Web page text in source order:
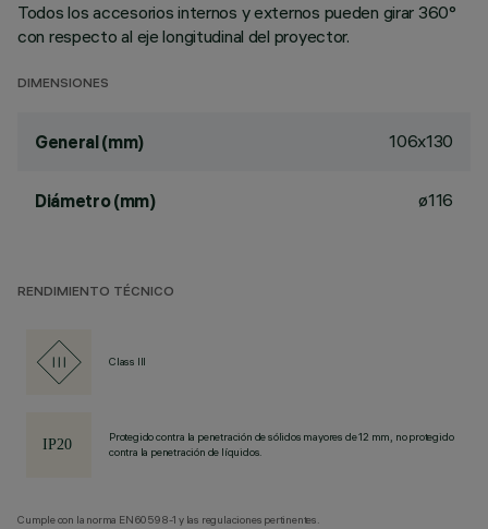
Todos los accesorios internos y externos pueden girar 360°
con respecto al eje longitudinal del proyector.
DIMENSIONES
General (mm) 106x130
Diámetro (mm) ø116
RENDIMIENTO TÉCNICO
Class III
Protegido contra la penetración de sólidos mayores de 12 mm, no protegido
contra la penetración de líquidos.
Cumple con la norma EN60598-1 y las regulaciones pertinentes.